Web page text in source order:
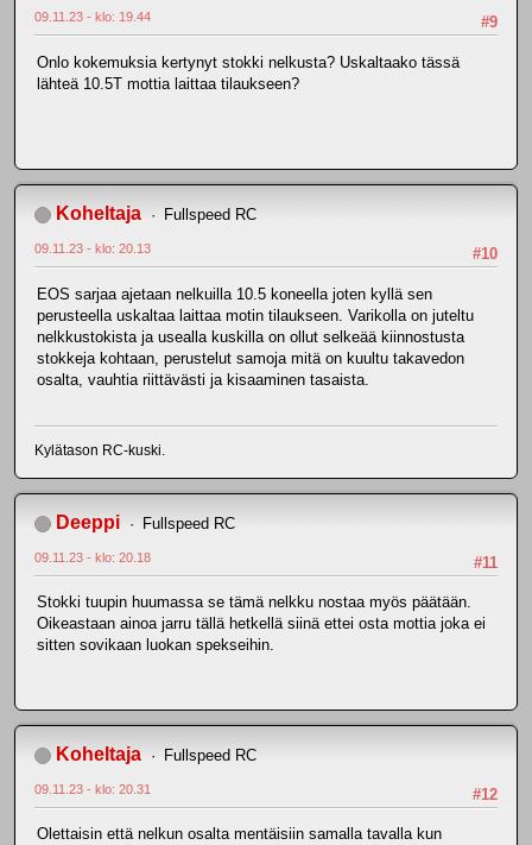
#9
09.11.23 - klo: 19.44
Onlo kokemuksia kertynyt stokki nelkusta? Uskaltaako tässä
lähteä 10.5T mottia laittaa tilaukseen?
Koheltaja Fullspeed RC
#10
09.11.23 - klo: 20.13
EOS sarjaa ajetaan nelkuilla 10.5 koneella joten kyllä sen
perusteella uskaltaa laittaa motin tilaukseen. Varikolla on juteltu
nelkkustokista ja usealla kuskilla on ollut selkeää kiinnostusta
stokkeja kohtaan, perustelut samoja mitä on kuultu takavedon
osalta, vauhtia riittävästi ja kisaaminen tasaista.
Kylätason RC-kuski.
Deeppi Fullspeed RC
#11
09.11.23 - klo: 20.18
Stokki tuupin huumassa se tämä nelkku nostaa myös päätään.
Oikeastaan ainoa jarru tällä hetkellä siinä ettei osta mottia joka ei
sitten sovikaan luokan spekseihin.
Koheltaja Fullspeed RC
#12
09.11.23 - klo: 20.31
Olettaisin että nelkun osalta mentäisiin samalla tavalla kun